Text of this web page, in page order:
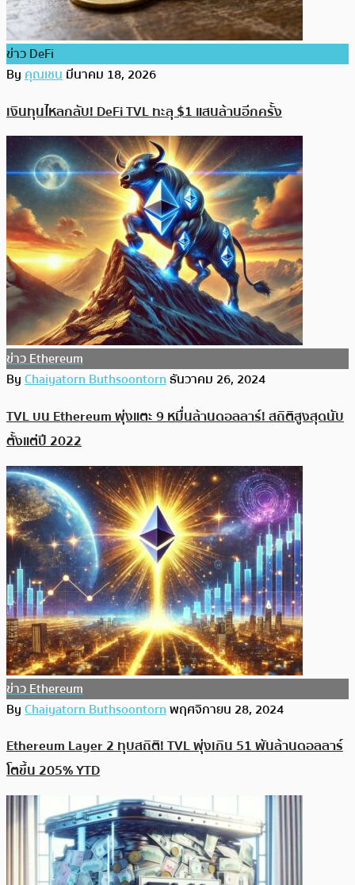
ข่าว DeFi
Byคุณเชนมีนาคม 18, 2026
เงินทุนไหลกลับ! DeFi TVL ทะลุ $1 แสนล้านอีกครั้ง
ข่าว Ethereum
ByChaiyatorn Buthsoontornธันวาคม 26, 2024
TVL บน Ethereum พุ่งแตะ 9 หมื่นล้านดอลลาร์! สถิติสูงสุดนับ
ตั้งแต่ปี 2022
ข่าว Ethereum
ByChaiyatorn Buthsoontornพฤศจิกายน 28, 2024
Ethereum Layer 2 ทุบสถิติ! TVL พุ่งเกิน 51 พันล้านดอลลาร์
โตขึ้น 205% YTD